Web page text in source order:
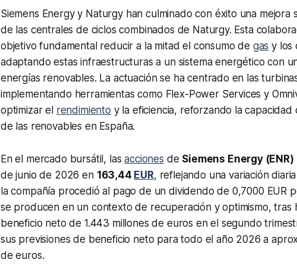
Siemens Energy y Naturgy han culminado con éxito una mejora
de las centrales de ciclos combinados de Naturgy. Esta
objetivo fundamental reducir a la mitad el consumo de gas y los
adaptando estas infraestructuras a un sistema energético con
energías renovables. La actuación se ha centrado en las
implementando herramientas como Flex-Power Services y
optimizar el rendimiento y la eficiencia, reforzando la
de las renovables en España.
En el mercado bursátil, lasacciones de Siemens Energy (ENR)
de junio de 2026 en 163,44 EUR, reflejando una variación
la compañía procedió al pago de un dividendo de 0,7000 EUR
se producen en un contexto de recuperación y optimismo,
beneficio neto de 1.443 millones de euros en el segundo
sus previsiones de beneficio neto para todo el año 2026 a
de euros.